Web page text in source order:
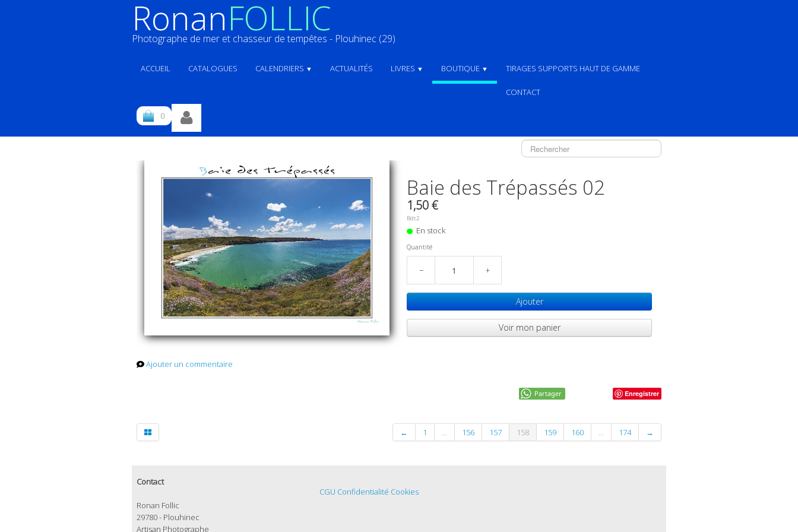
RonanFOLLIC
Photographe de mer et chasseur de tempêtes - Plouhinec (29)
ACCUEIL CATALOGUES CALENDRIERS ▼ ACTUALITÉS LIVRES ▼ BOUTIQUE ▼ TIRAGES SUPPORTS HAUT DE GAMME
CONTACT
0
Baie des Trépassés 02
1,50 €
Bdt2
En stock
Quantité
− +
Ajouter
Voir mon panier
Ajouter un commentaire
Enregistrer
Partager
← 1 ... 156 157 158 159 160 ... 174 →
Contact
Ronan Follic
29780 - Plouhinec
Artisan Photographe
CGU Confidentialité Cookies